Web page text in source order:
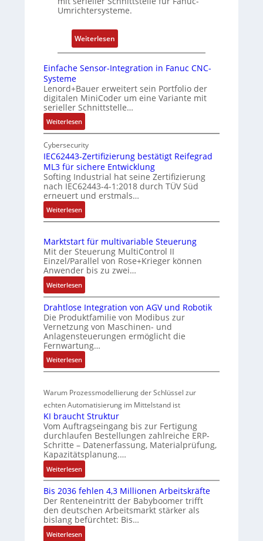
n
r
P
P
i
o
n
s
e
s
u
n
g
n
Z
u
s
a
n
d
s
e
w
a
c
h
u
n
Umrichtersysteme.
Weiterlesen
D
h
g
e
e
k
o
m
b
n
e
r
t
o
s
i
t
n
m
e
s
s
u
n
u
n
d
Z
Einfache Sensor-Integration in Fanuc CNC-
Systeme
Lenord+Bauer erweitert sein Portfolio der
digitalen MiniCoder um eine Variante mit
serieller Schnittstelle…
Weiterlesen:
E
i
n
f
a
c
h
e
S
n
s
o
r
-
I
n
t
e
g
a
n
i
n
F
a
n
u
c
C
N
C
-
Cybersecurity
IEC62443-Zertifizierung bestätigt Reifegrad
ML3 für sichere Entwicklung
Softing Industrial hat seine Zertifizierung
nach IEC62443-4-1:2018 durch TÜV Süd
erneuert und erstmals…
Weiterlesen:
I
C
6
2
4
4
3
Z
e
r
i
e
r
u
n
b
e
s
t
ä
t
Marktstart für multivariable Steuerung
Mit der Steuerung MultiControl II
Einzel/Parallel von Rose+Krieger können
Anwender bis zu zwei…
Weiterlesen:
M
a
r
k
t
s
t
a
t
f
ü
r
m
u
l
t
v
a
r
Drahtlose Integration von AGV und Robotik
Die Produktfamilie von Modibus zur
Vernetzung von Maschinen- und
Anlagensteuerungen ermöglicht die
Fernwartung…
Weiterlesen:
D
a
h
t
l
o
s
e
I
n
t
e
g
r
a
Warum Prozessmodellierung der Schlüssel zur
echten Automatisierung im Mittelstand ist
KI braucht Struktur
Vom Auftragseingang bis zur Fertigung
durchlaufen Bestellungen zahlreiche ERP-
Schritte – Datenerfassung, Materialprüfung,
Kapazitätsplanung.…
Weiterlesen:
K
I
b
r
a
u
Bis 2036 fehlen 4,3 Millionen Arbeitskräfte
Der Renteneintritt der Babyboomer trifft
den deutschen Arbeitsmarkt stärker als
bislang befürchtet: Bis…
Weiterlesen: